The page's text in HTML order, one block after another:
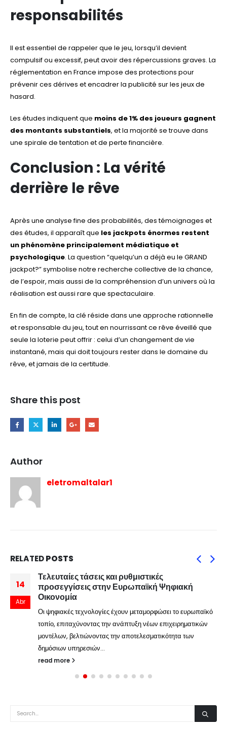
responsabilités
Il est essentiel de rappeler que le jeu, lorsqu’il devient
compulsif ou excessif, peut avoir des répercussions graves. La
réglementation en France impose des protections pour
prévenir ces dérives et encadrer la publicité sur les jeux de
hasard.
Les études indiquent que moins de 1% des joueurs gagnent
des montants substantiels, et la majorité se trouve dans
une spirale de tentation et de perte financière.
Conclusion : La vérité
derrière le rêve
Après une analyse fine des probabilités, des témoignages et
des études, il apparaît que les jackpots énormes restent
un phénomène principalement médiatique et
psychologique. La question “quelqu’un a déjà eu le GRAND
jackpot?” symbolise notre recherche collective de la chance,
de l’espoir, mais aussi de la compréhension d’un univers où la
réalisation est aussi rare que spectaculaire.
En fin de compte, la clé réside dans une approche rationnelle
et responsable du jeu, tout en nourrissant ce rêve éveillé que
seule la loterie peut offrir : celui d’un changement de vie
instantané, mais qui doit toujours rester dans le domaine du
rêve, et jamais de la certitude.
Share this post
Author
eletromaltalar1
RELATEDPOSTS
14
Abr
Τελευταίες τάσεις και ρυθμιστικές
προσεγγίσεις στην Ευρωπαϊκή Ψηφιακή
Οικονομία
Οι ψηφιακές τεχνολογίες έχουν μεταμορφώσει το ευρωπαϊκό
τοπίο, επιταχύνοντας την ανάπτυξη νέων επιχειρηματικών
μοντέλων, βελτιώνοντας την αποτελεσματικότητα των
δημόσιων υπηρεσιών...
read more